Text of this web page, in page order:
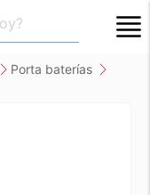
porta baterías